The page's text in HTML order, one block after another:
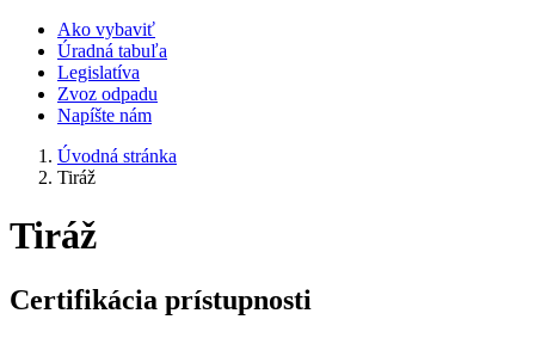
Ako vybaviť
Úradná tabuľa
Legislatíva
Zvoz odpadu
Napíšte nám
Úvodná stránka
Tiráž
Tiráž
Certifikácia prístupnosti